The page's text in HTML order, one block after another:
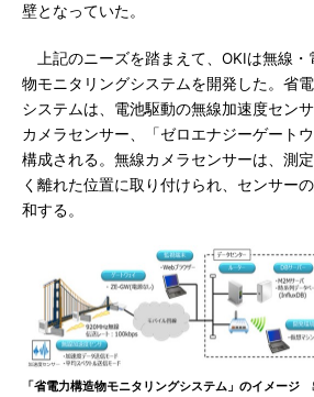
壁となっていた。
上記のニーズを踏まえて、OKIは無線・
物モニタリングシステムを開発した。省
システムは、電池駆動の無線加速度セン
カメラセンサー、「ゼロエナジーゲート
構成される。無線カメラセンサーは、測
く離れた位置に取り付けられ、センサー
和する。
「省電力構造物モニタリングシステム」のイメージ